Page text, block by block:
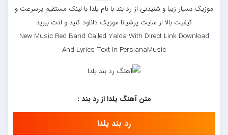
موزیک بسیار زیبا و شنیدنی از رد بند با نام یلدا با لینک مستقیم پرسرعت و
کیفیت بالا از سایت پرشیانا موزیک دانلود کنید و لذت ببرید
New Music Red Band Called Yalda With Direct Link Download
And Lyrics Text In PersianaMusic
متن آهنگ یلدا از رد بند :
رد بند یلدا